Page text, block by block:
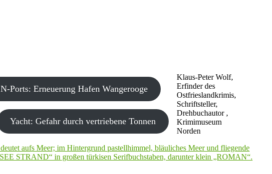
Klaus-Peter Wolf,
Erfinder des
Ostfrieslandkrimis,
Schriftsteller,
Drehbuchautor ,
Krimimuseum
Norden
N-Ports: Erneuerung Hafen Wangerooge
Yacht: Gefahr durch vertriebene Tonnen